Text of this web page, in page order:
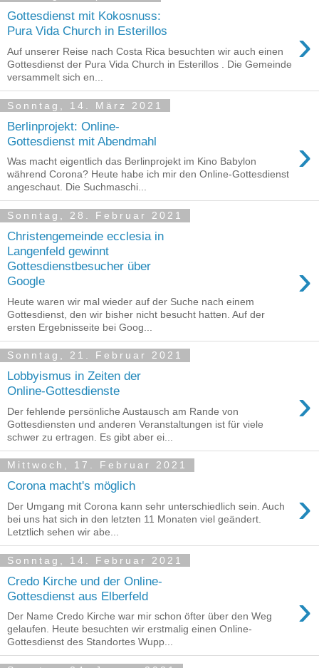
Gottesdienst mit Kokosnuss:
Pura Vida Church in Esterillos
›
Auf unserer Reise nach Costa Rica besuchten wir auch einen
Gottesdienst der Pura Vida Church in Esterillos . Die Gemeinde
versammelt sich en...
Sonntag, 14. März 2021
Berlinprojekt: Online-
Gottesdienst mit Abendmahl
›
Was macht eigentlich das Berlinprojekt im Kino Babylon
während Corona? Heute habe ich mir den Online-Gottesdienst
angeschaut. Die Suchmaschi...
Sonntag, 28. Februar 2021
Christengemeinde ecclesia in
Langenfeld gewinnt
Gottesdienstbesucher über
Google
›
Heute waren wir mal wieder auf der Suche nach einem
Gottesdienst, den wir bisher nicht besucht hatten. Auf der
ersten Ergebnisseite bei Goog...
Sonntag, 21. Februar 2021
Lobbyismus in Zeiten der
Online-Gottesdienste
›
Der fehlende persönliche Austausch am Rande von
Gottesdiensten und anderen Veranstaltungen ist für viele
schwer zu ertragen. Es gibt aber ei...
Mittwoch, 17. Februar 2021
Corona macht's möglich ›
Der Umgang mit Corona kann sehr unterschiedlich sein. Auch
bei uns hat sich in den letzten 11 Monaten viel geändert.
Letztlich sehen wir abe...
Sonntag, 14. Februar 2021
Credo Kirche und der Online-
Gottesdienst aus Elberfeld
›
Der Name Credo Kirche war mir schon öfter über den Weg
gelaufen. Heute besuchten wir erstmalig einen Online-
Gottesdienst des Standortes Wupp...